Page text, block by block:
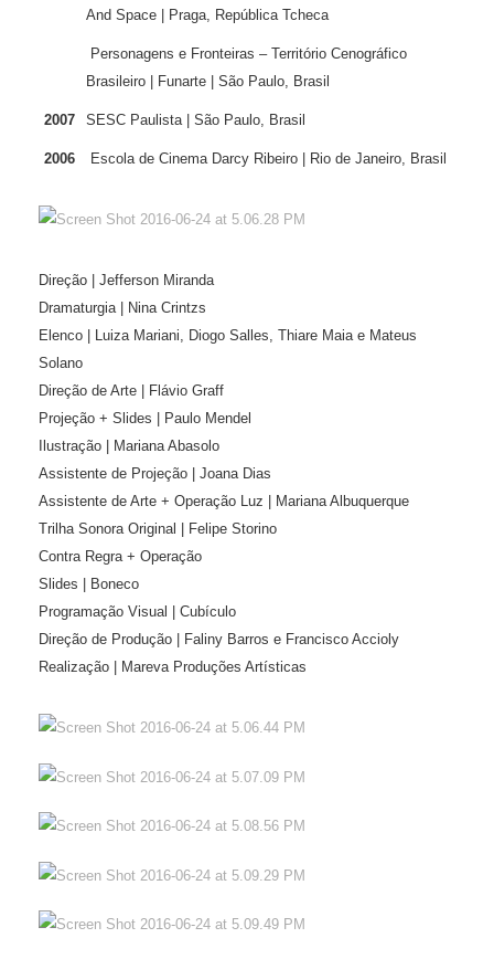
And Space | Praga, República Tcheca
Personagens e Fronteiras – Território Cenográfico
Brasileiro | Funarte | São Paulo, Brasil
2007 SESC Paulista | São Paulo, Brasil
2006 Escola de Cinema Darcy Ribeiro | Rio de Janeiro, Brasil
Direção | Jefferson Miranda
Dramaturgia | Nina Crintzs
Elenco | Luiza Mariani, Diogo Salles, Thiare Maia e Mateus
Solano
Direção de Arte | Flávio Graff
Projeção + Slides | Paulo Mendel
Ilustração | Mariana Abasolo
Assistente de Projeção | Joana Dias
Assistente de Arte + Operação Luz | Mariana Albuquerque
Trilha Sonora Original | Felipe Storino
Contra Regra + Operação
Slides | Boneco
Programação Visual | Cubículo
Direção de Produção | Faliny Barros e Francisco Accioly
Realização | Mareva Produções Artísticas